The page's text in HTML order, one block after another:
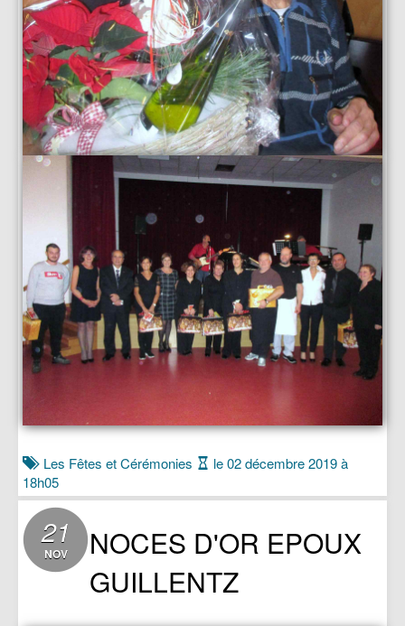
Les Fêtes et Cérémonies
le 02 décembre 2019 à
18h05
21
NOV
NOCES D'OR EPOUX
GUILLENTZ